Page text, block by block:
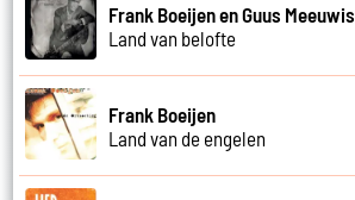
Frank Boeijen en Guus Meeuwis
Land van belofte
Frank Boeijen
Land van de engelen